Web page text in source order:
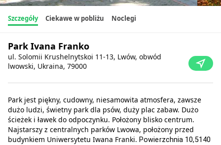
Szczegóły Ciekawe w pobliżu Noclegi
Park Ivana Franko
ul. Solomii Krushelnytskoi 11-13, Lwów, obwód
lwowski, Ukraina, 79000
Park jest piękny, cudowny, niesamowita atmosfera, zawsze
dużo ludzi, świetny park dla psów, duży plac zabaw. Dużo
ścieżek i ławek do odpoczynku. Położony blisko centrum.
Najstarszy z centralnych parków Lwowa, położony przed
budynkiem Uniwersytetu Iwana Franki. Powierzchnia 10,5140